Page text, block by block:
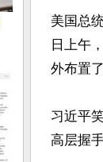
美国总
日上午
外布置
习近平
高层握